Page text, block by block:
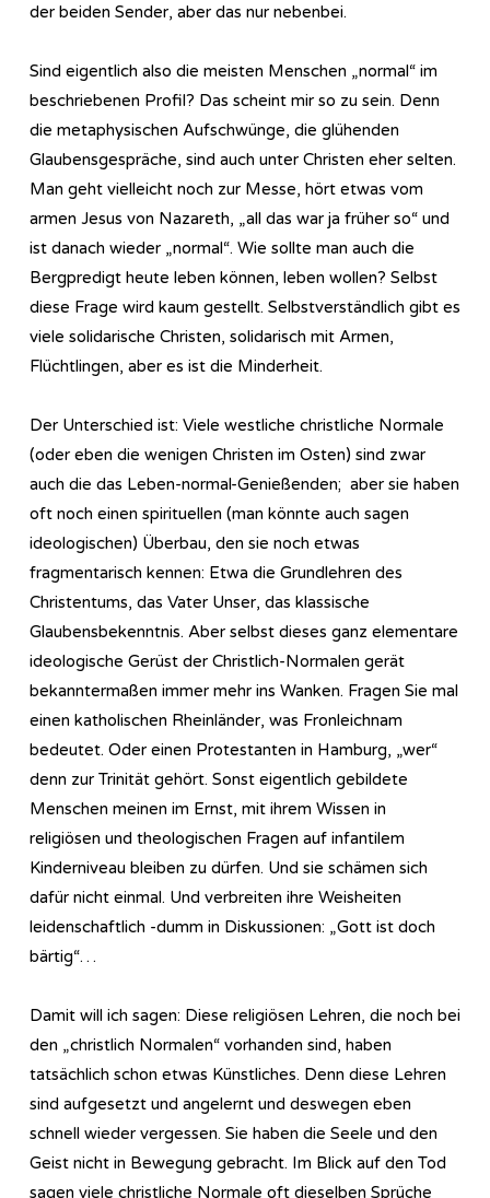
der beiden Sender, aber das nur nebenbei.
Sind eigentlich also die meisten Menschen „normal“ im
beschriebenen Profil? Das scheint mir so zu sein. Denn
die metaphysischen Aufschwünge, die glühenden
Glaubensgespräche, sind auch unter Christen eher selten.
Man geht vielleicht noch zur Messe, hört etwas vom
armen Jesus von Nazareth, „all das war ja früher so“ und
ist danach wieder „normal“. Wie sollte man auch die
Bergpredigt heute leben können, leben wollen? Selbst
diese Frage wird kaum gestellt. Selbstverständlich gibt es
viele solidarische Christen, solidarisch mit Armen,
Flüchtlingen, aber es ist die Minderheit.
Der Unterschied ist: Viele westliche christliche Normale
(oder eben die wenigen Christen im Osten) sind zwar
auch die das Leben-normal-Genießenden; aber sie haben
oft noch einen spirituellen (man könnte auch sagen
ideologischen) Überbau, den sie noch etwas
fragmentarisch kennen: Etwa die Grundlehren des
Christentums, das Vater Unser, das klassische
Glaubensbekenntnis. Aber selbst dieses ganz elementare
ideologische Gerüst der Christlich-Normalen gerät
bekanntermaßen immer mehr ins Wanken. Fragen Sie mal
einen katholischen Rheinländer, was Fronleichnam
bedeutet. Oder einen Protestanten in Hamburg, „wer“
denn zur Trinität gehört. Sonst eigentlich gebildete
Menschen meinen im Ernst, mit ihrem Wissen in
religiösen und theologischen Fragen auf infantilem
Kinderniveau bleiben zu dürfen. Und sie schämen sich
dafür nicht einmal. Und verbreiten ihre Weisheiten
leidenschaftlich -dumm in Diskussionen: „Gott ist doch
bärtig“…
Damit will ich sagen: Diese religiösen Lehren, die noch bei
den „christlich Normalen“ vorhanden sind, haben
tatsächlich schon etwas Künstliches. Denn diese Lehren
sind aufgesetzt und angelernt und deswegen eben
schnell wieder vergessen. Sie haben die Seele und den
Geist nicht in Bewegung gebracht. Im Blick auf den Tod
sagen viele christliche Normale oft dieselben Sprüche